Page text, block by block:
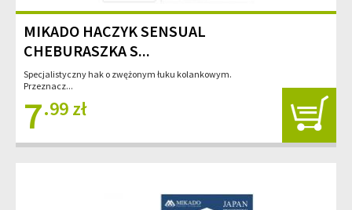
MIKADO HACZYK SENSUAL
CHEBURASZKA S...
Specjalistyczny hak o zwężonym łuku kolankowym.
Przeznacz...
7.99 zł